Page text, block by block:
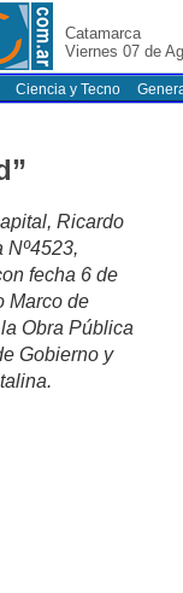
Catamarca
Viernes 07 de
Ciencia y Tecno
Ricardo
Nº4523,
fecha 6 de
Marco de
Obra Pública
Gobierno y